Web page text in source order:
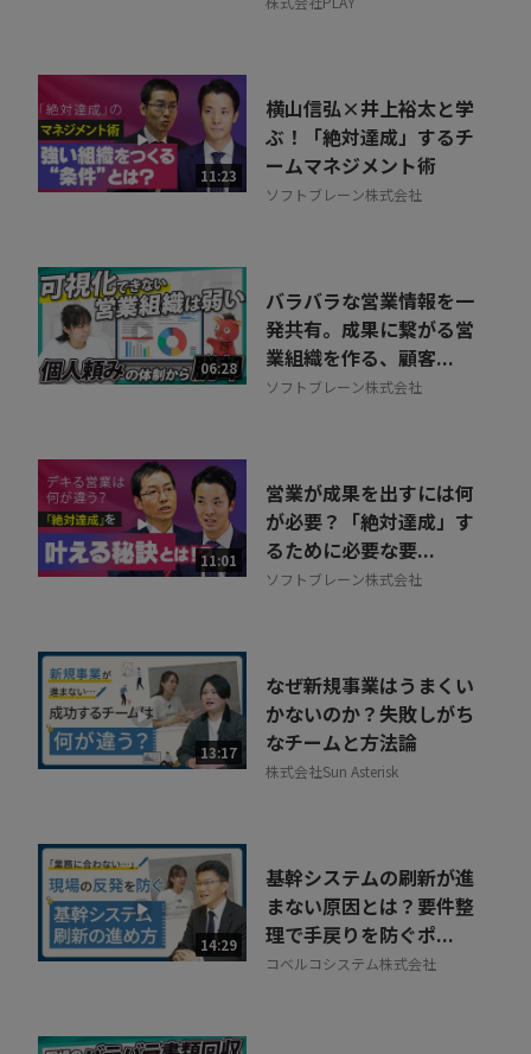
11:23
横山信弘×井上裕太と学
ぶ！「絶対達成」するチ
ームマネジメント術
ソフトブレーン株式会社
06:28
バラバラな営業情報を一
発共有。成果に繋がる営
業組織を作る、顧客...
ソフトブレーン株式会社
11:01
営業が成果を出すには何
が必要？「絶対達成」す
るために必要な要...
ソフトブレーン株式会社
13:17
なぜ新規事業はうまくい
かないのか？失敗しがち
なチームと方法論
株式会社Sun Asterisk
14:29
基幹システムの刷新が進
まない原因とは？要件整
理で手戻りを防ぐポ...
コベルコシステム株式会社